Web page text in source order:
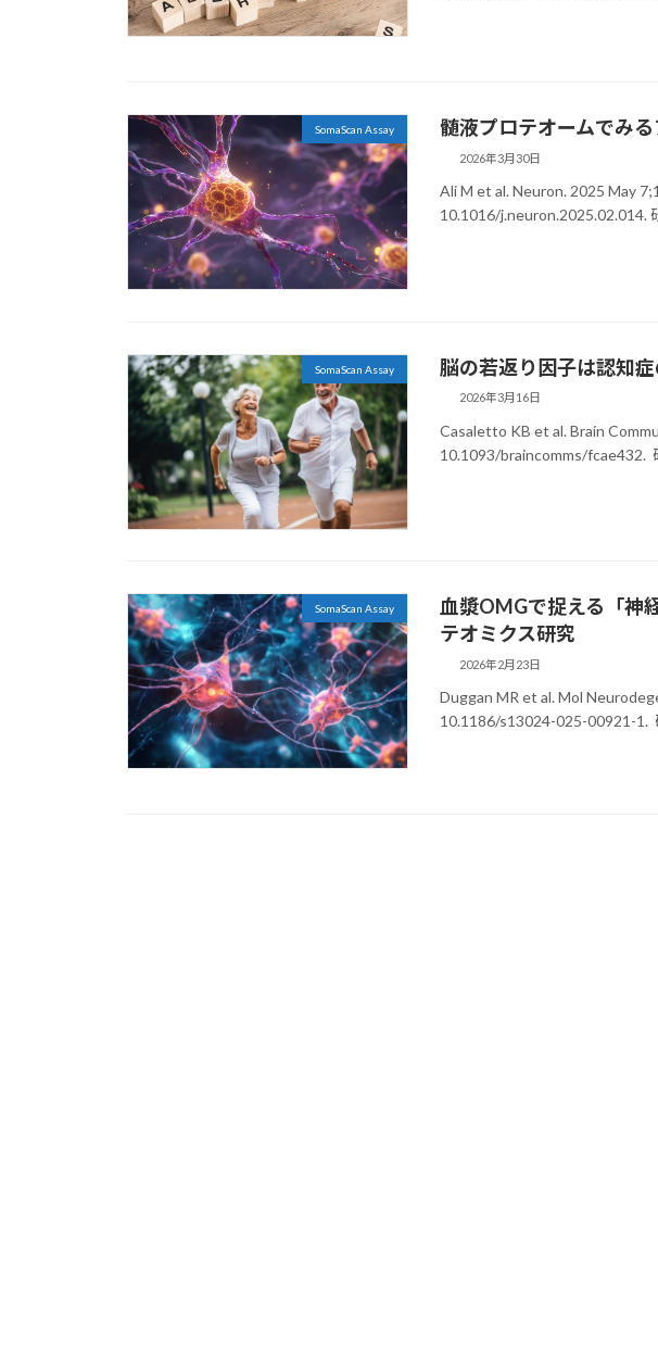
SomaScan Assay 髄液プロテオームでみ
2026年3月30日
Ali M et al. Neuron. 2025 May
10.1016/j.neuron.2025.02.014.
SomaScan Assay 脳の若返り因子は認知
2026年3月16日
Casaletto KB et al. Brain
10.1093/braincomms/fcae432.
SomaScan Assay
血漿OMGで捉える「神
テオミクス研究
2026年2月23日
Duggan MR et al. Mol
10.1186/s13024-025-00921-1.